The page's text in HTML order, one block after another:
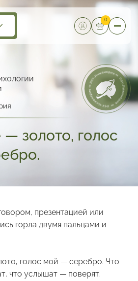
0
золото, голос
презентацией или
горла двумя пальцами и
голос мой — серебро. Что
что услышат — поверят.